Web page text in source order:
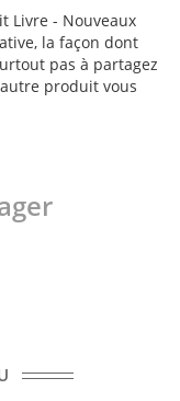
Livre - Nouveaux
la façon dont
pas à partagez
produit vous